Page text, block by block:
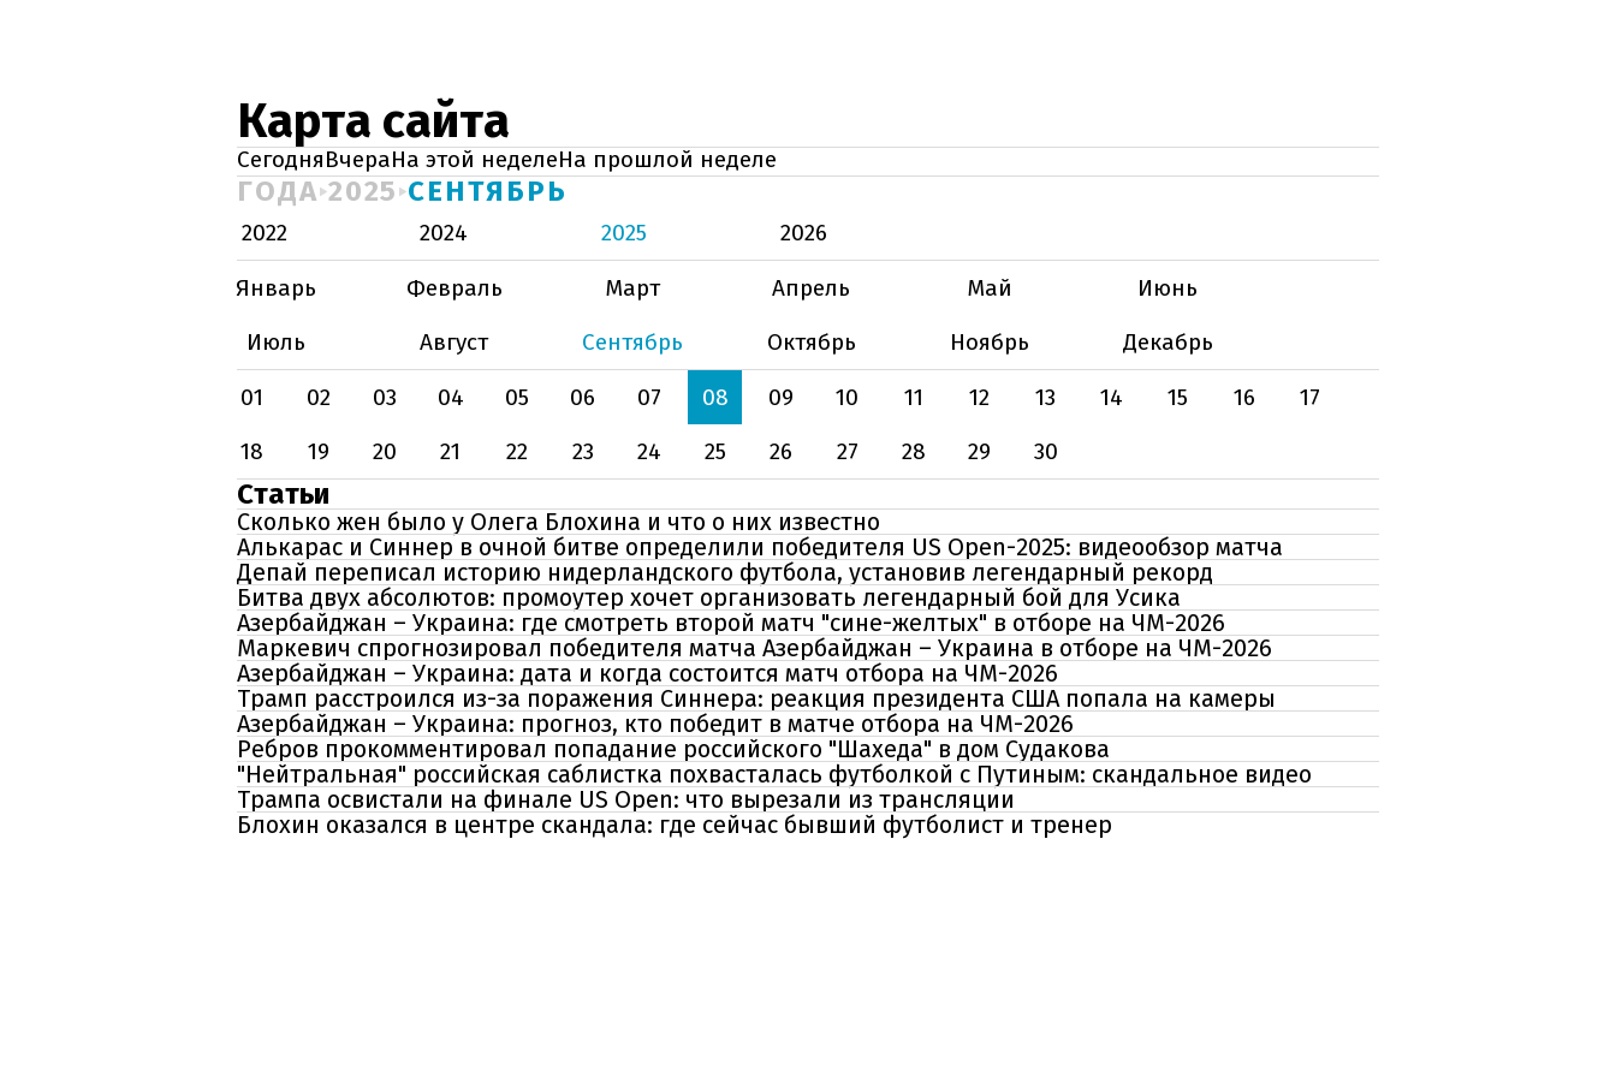
Карта сайта
СегодняВчераНа этой неделеНа прошлой неделе
ГОДА 2025 СЕНТЯБРЬ
2022 2024 2025
2026
Январь
Февраль Март Апрель Май
Июнь
Июль
Август Сентябрь Октябрь Ноябрь
Декабрь
01
02 03 04 05 06 07 08 09 10 11 12 13 14 15 16
17
18
19 20 21 22 23 24 25 26 27 28 29 30
Статьи
Сколько жен было у Олега Блохина и что о них известно
Алькарас и Синнер в очной битве определили победителя US Open-2025: видеообзор матча
Депай переписал историю нидерландского футбола, установив легендарный рекорд
Битва двух абсолютов: промоутер хочет организовать легендарный бой для Усика
Азербайджан – Украина: где смотреть второй матч "сине-желтых" в отборе на ЧМ-2026
Маркевич спрогнозировал победителя матча Азербайджан – Украина в отборе на ЧМ-2026
Азербайджан – Украина: дата и когда состоится матч отбора на ЧМ-2026
Трамп расстроился из-за поражения Синнера: реакция президента США попала на камеры
Азербайджан – Украина: прогноз, кто победит в матче отбора на ЧМ-2026
Ребров прокомментировал попадание российского "Шахеда" в дом Судакова
"Нейтральная" российская саблистка похвасталась футболкой с Путиным: скандальное видео
Трампа освистали на финале US Open: что вырезали из трансляции
Блохин оказался в центре скандала: где сейчас бывший футболист и тренер